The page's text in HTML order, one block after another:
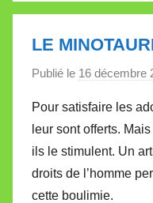
LE
Publié le 16 décembre
Pour satisfaire les
leur sont offerts.
ils le stimulent. Un
droits de l’homme
cette boulimie.